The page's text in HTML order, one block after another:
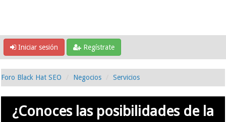
Iniciar sesión Regístrate
Foro Black Hat SEO Negocios Servicios
¿Conoces las posibilidades de la